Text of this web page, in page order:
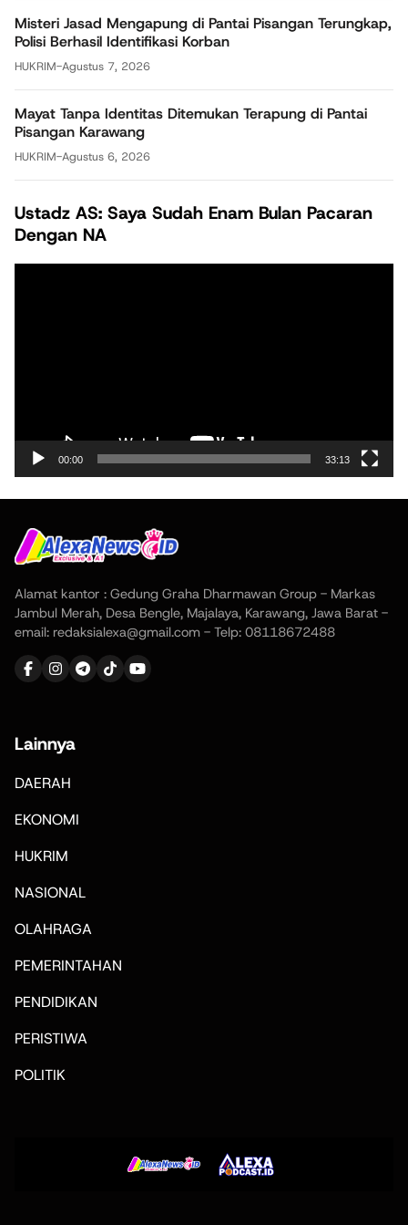
Misteri Jasad Mengapung di Pantai Pisangan Terungkap,
Polisi Berhasil Identifikasi Korban
HUKRIM-Agustus 7, 2026
Mayat Tanpa Identitas Ditemukan Terapung di Pantai
Pisangan Karawang
HUKRIM-Agustus 6, 2026
Ustadz AS: Saya Sudah Enam Bulan Pacaran
Dengan NA
00:00 33:13
Alamat kantor : Gedung Graha Dharmawan Group - Markas
Jambul Merah, Desa Bengle, Majalaya, Karawang, Jawa Barat -
email: redaksialexa@gmail.com - Telp: 08118672488
Lainnya
DAERAH
EKONOMI
HUKRIM
NASIONAL
OLAHRAGA
PEMERINTAHAN
PENDIDIKAN
PERISTIWA
POLITIK